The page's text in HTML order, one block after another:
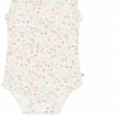
was:
€9,95.
is:
€7,86.